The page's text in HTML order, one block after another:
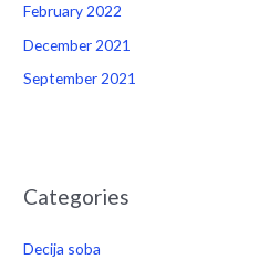
February 2022
December 2021
September 2021
Categories
Decija soba